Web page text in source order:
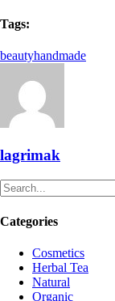
Tags:
beautyhandmade
lagrimak
Categories
Cosmetics
Herbal Tea
Natural
Organic